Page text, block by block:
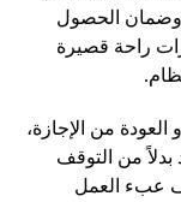
وضمان الحصول
راحة قصيرة
العودة من الإجازة،
بدلاً من التوقف
عبء العمل